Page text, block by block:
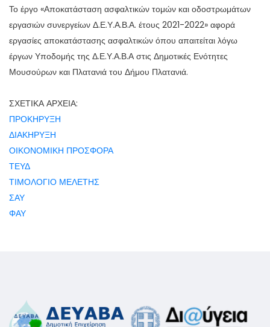
Το έργο «Αποκατάσταση ασφαλτικών τομών και οδοστρωμάτων
εργασιών συνεργείων Δ.Ε.Υ.Α.Β.Α. έτους 2021-2022» αφορά
εργασίες αποκατάστασης ασφαλτικών όπου απαιτείται λόγω
έργων Υποδομής της Δ.Ε.Υ.Α.Β.Α στις Δημοτικές Ενότητες
Μουσούρων και Πλατανιά του Δήμου Πλατανιά.
ΣΧΕΤΙΚΑ ΑΡΧΕΙΑ:
ΠΡΟΚΗΡΥΞΗ
ΔΙΑΚΗΡΥΞΗ
ΟΙΚΟΝΟΜΙΚΗ ΠΡΟΣΦΟΡΑ
ΤΕΥΔ
ΤΙΜΟΛΟΓΙΟ ΜΕΛΕΤΗΣ
ΣΑΥ
ΦΑΥ